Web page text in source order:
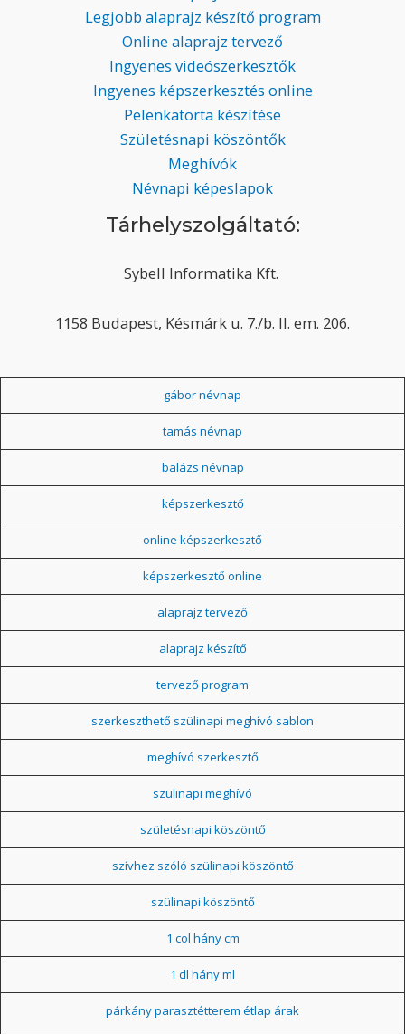
Legjobb alaprajz készítő program
Online alaprajz tervező
Ingyenes videószerkesztők
Ingyenes képszerkesztés online
Pelenkatorta készítése
Születésnapi köszöntők
Meghívók
Névnapi képeslapok
Tárhelyszolgáltató:
Sybell Informatika Kft.
1158 Budapest, Késmárk u. 7./b. II. em. 206.
gábor névnap
tamás névnap
balázs névnap
képszerkesztő
online képszerkesztő
képszerkesztő online
alaprajz tervező
alaprajz készítő
tervező program
szerkeszthető szülinapi meghívó sablon
meghívó szerkesztő
szülinapi meghívó
születésnapi köszöntő
szívhez szóló szülinapi köszöntő
szülinapi köszöntő
1 col hány cm
1 dl hány ml
párkány parasztétterem étlap árak